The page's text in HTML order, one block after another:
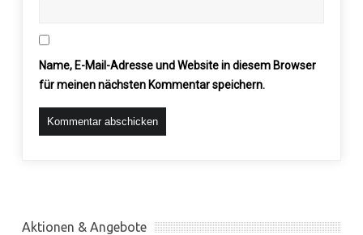
Name, E-Mail-Adresse und Website in diesem Browser
für meinen nächsten Kommentar speichern.
Aktionen & Angebote